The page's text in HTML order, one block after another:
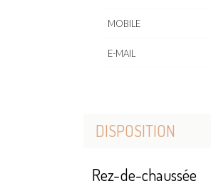
MOBILE
E-MAIL
DISPOSITION
Rez-de-chaussée